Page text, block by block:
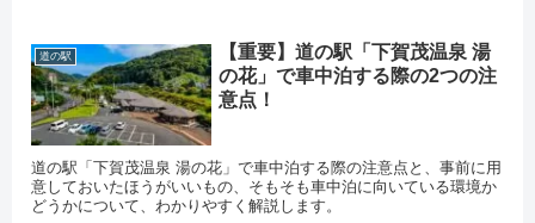
道の駅
【重要】道の駅「下賀茂温泉 湯
の花」で車中泊する際の2つの注
意点！
道の駅「下賀茂温泉 湯の花」で車中泊する際の注意点と、事前に用
意しておいたほうがいいもの、そもそも車中泊に向いている環境か
どうかについて、わかりやすく解説します。